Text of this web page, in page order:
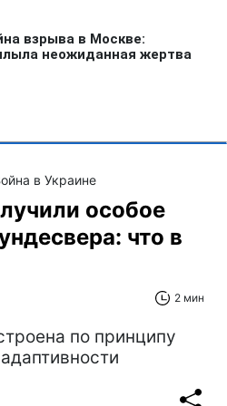
в Украине
особое
что в
2 мин
по принципу